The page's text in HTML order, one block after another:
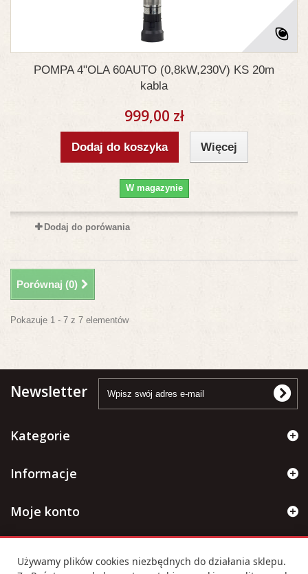
POMPA 4"OLA 60AUTO (0,8kW,230V) KS 20m
kabla
999,00 zł
Dodaj do koszyka Więcej
W magazynie
Dodaj do porówania
Porównaj (0)
Pokazuje 1 - 7 z 7 elementów
Newsletter
Kategorie
Informacje
Moje konto
Używamy plików cookies niezbędnych do działania sklepu.